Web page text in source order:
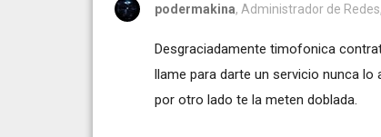
podermakina, Administrador de
Desgraciadamente timofonica
llame para darte un servicio nunca
por otro lado te la meten doblada.